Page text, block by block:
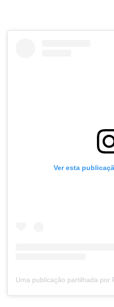
Ver esta